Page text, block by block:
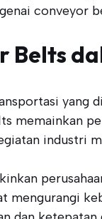
conveyor
Belts
yang
memainkan
industri
mengurangi